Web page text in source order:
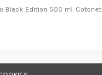
Black Edition 500 ml. Cotonet